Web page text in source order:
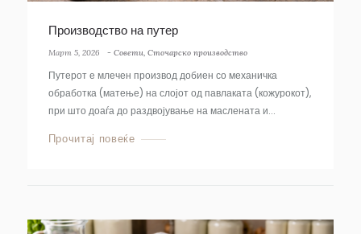
Производство на путер
Март 5, 2026 - Совети, Сточарско производство
Путерот е млечен производ добиен со механичка
обработка (матење) на слојот од павлаката (кожурокот),
при што доаѓа до раздвојување на маслената и...
Прочитај повеќе